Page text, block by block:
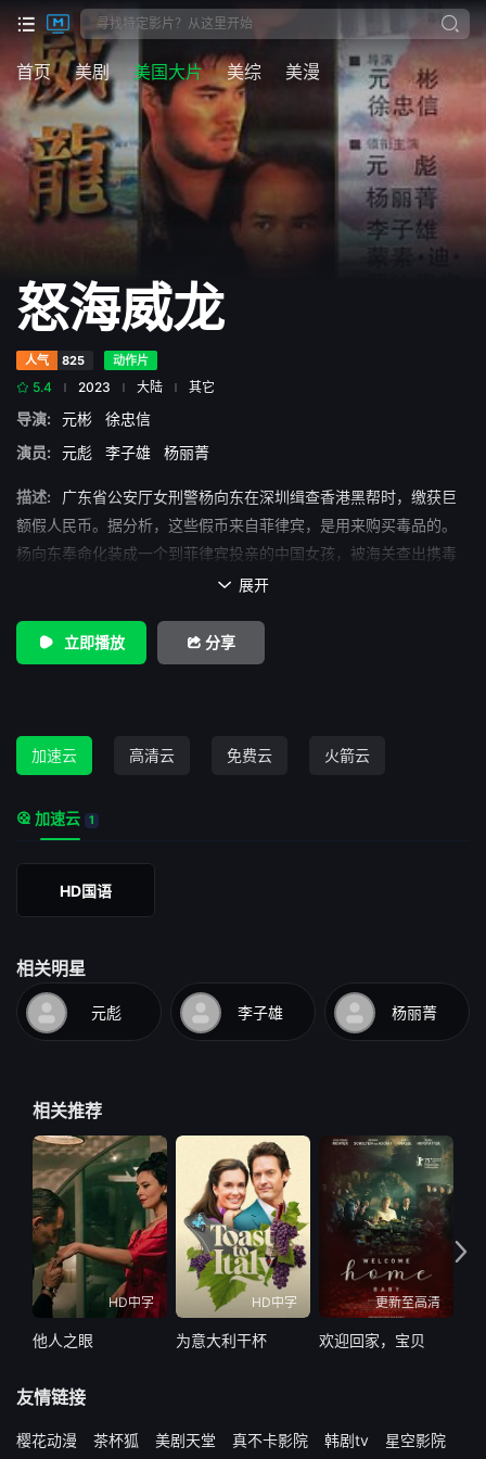
首页 美剧 美国大片 美综 美漫
怒海威龙
人气 825 动作片
5.4 2023 大陆 其它
导演: 元彬 徐忠信
演员:
元彪 李子雄 杨丽菁
描述:
广东省公安厅女刑警杨向东在深圳缉查香港黑帮时，缴获巨
额假人民币。据分析，这些假币来自菲律宾，是用来购买毒品的。
杨向东奉命化装成一个到菲律宾投亲的中国女孩，被海关查出携毒
关进监狱，得以接近涉嫌贩毒的小祺。向东设法携小祺越狱，并找
官Santos的帮助配合下，向东和香港卧底警察小李几经考验，终于
见到了黑帮真正的老大——菲律宾的高官Reyts,并查清了黑帮印制
场殊死搏斗……
 展开
立即播放 分享
加速云 高清云 免费云 火箭云
加速云 1
HD国语
相关明星
元彪 李子雄 杨丽菁
相关推荐
HD中字
他人之眼
HD中字
为意大利干杯
更新至高清
欢迎回家，宝贝
友情链接
樱花动漫 茶杯狐 美剧天堂 真不卡影院 韩剧tv 星空影院